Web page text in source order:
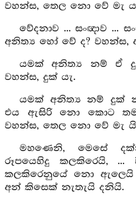
වහන්ස, තෙල නො වේ මැ
වේදනාව ... සංඥාව ...
අනිත්‍ය හෝ වේ ද? වහන්ස,
යමක් අනිත්‍ය නම් ඒ
වහන්ස, දුක් යැ.
යමක් අනිත්‍ය නම් දුක්
එය ඇසිරි නො කොට
වහන්ස, තෙල නො වේ මැ
මහණෙනි, මෙසේ
රූපයෙහිදු කලකිරෙයි, ...
කලකිරෙනුයේ නො ඇලෙයි
අන් කිසෙක් නැතැයි දනියි.